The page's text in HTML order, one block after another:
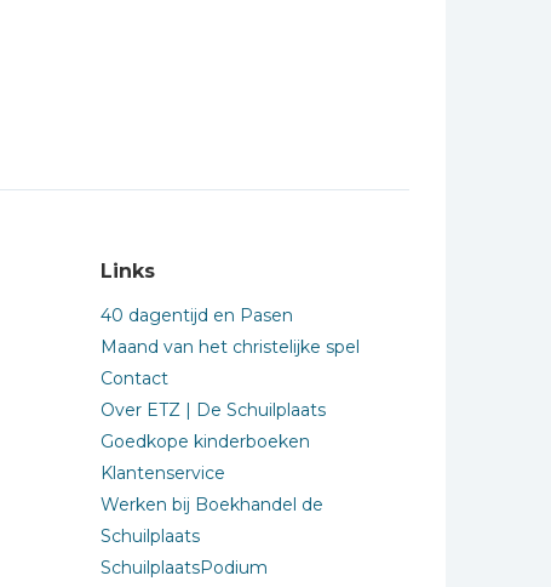
Links
40 dagentijd en Pasen
Maand van het christelijke spel
Contact
Over ETZ | De Schuilplaats
Goedkope kinderboeken
Klantenservice
Werken bij Boekhandel de
Schuilplaats
SchuilplaatsPodium